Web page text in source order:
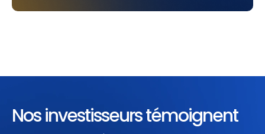
Nos investisseurs témoignent